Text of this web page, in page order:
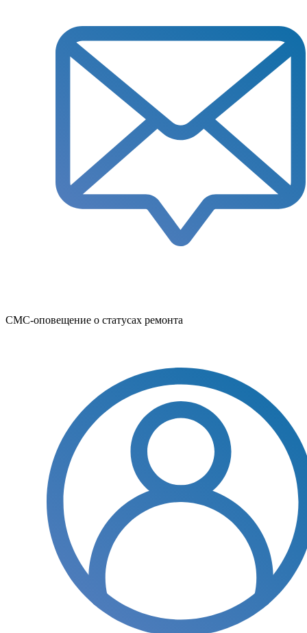
СМС-оповещение о статусах ремонта